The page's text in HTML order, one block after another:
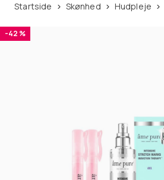
Startside Skønhed Hudpleje
-42 %